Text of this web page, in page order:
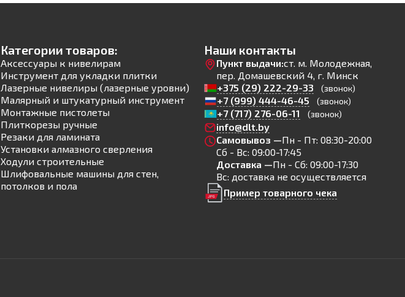
Категории товаров:
Аксессуары к нивелирам
Инструмент для укладки плитки
Лазерные нивелиры (лазерные уровни)
Малярный и штукатурный инструмент
Монтажные пистолеты
Плиткорезы ручные
Резаки для ламината
Установки алмазного сверления
Ходули строительные
Шлифовальные машины для стен,
потолков и пола
Наши контакты
Пункт выдачи:ст. м. Молодежная,
пер. Домашевский 4, г. Минск
+375 (29) 222-29-33
(звонок)
+7 (999) 444-46-45 (звонок)
+7 (717) 276-06-11 (звонок)
info@dlt.by
Самовывоз —Пн - Пт: 08:30-20:00
Сб - Вс: 09:00-17:45
Доставка —Пн - Сб: 09:00-17:30
Вс: доставка не осуществляется
Пример товарного чека